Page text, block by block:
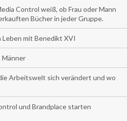
Control weiß, ob Frau oder Mann
Bücher in jeder Gruppe.
mit Benedikt XVI
Männer
Arbeitswelt sich verändert und wo
und Brandplace starten